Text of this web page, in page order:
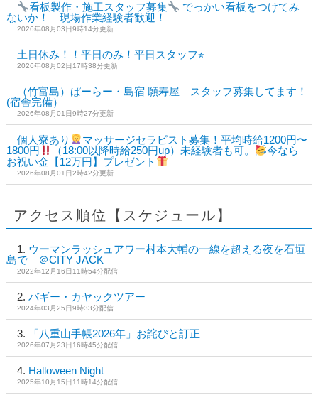
看板製作・施工スタッフ募集
でっかい看板をつけてみ
ないか！ 現場作業経験者歓迎！
2026年08月03日9時14分更新
土日休み！！平日のみ！平日スタッフ⭐︎
2026年08月02日17時38分更新
（竹富島）ぱーらー・島宿 願寿屋 スタッフ募集してます！
(宿舎完備）
2026年08月01日9時27分更新
個人寮あり
マッサージセラピスト募集！平均時給1200円〜
1800円
（18:00以降時給250円up）未経験者も可。
今なら
お祝い金【12万円】プレゼント
2026年08月01日2時42分更新
アクセス順位【スケジュール】
ウーマンラッシュアワー村本大輔の一線を超える夜を石垣
島で ＠CITY JACK
2022年12月16日11時54分配信
バギー・カヤックツアー
2024年03月25日9時33分配信
「八重山手帳2026年」お詫びと訂正
2026年07月23日16時45分配信
Halloween Night
2025年10月15日11時14分配信